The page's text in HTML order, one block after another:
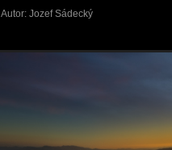
Autor: Jozef Sádecký